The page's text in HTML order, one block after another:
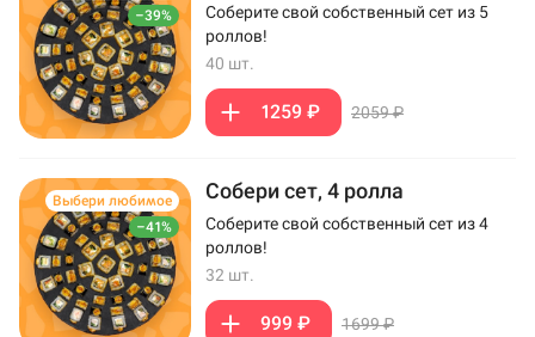
–39%
Соберите свой собственный сет из 5
роллов!
40 шт.
1259 ₽ 2059 ₽
–41%
Выбери любимое Собери сет, 4 ролла
Соберите свой собственный сет из 4
роллов!
32 шт.
999 ₽ 1699 ₽